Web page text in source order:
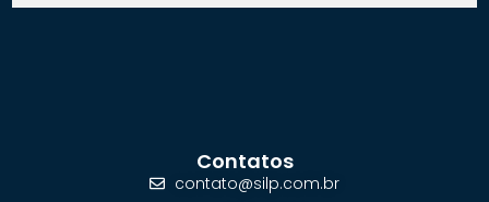
Contatos
contato@silp.com.br